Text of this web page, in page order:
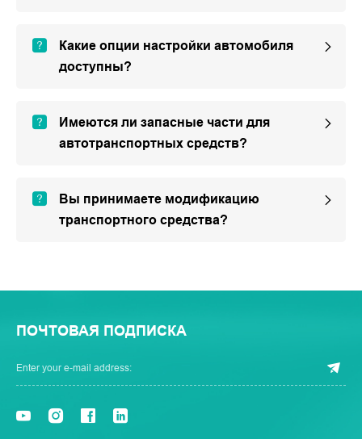
Какие опции настройки автомобиля
доступны?
Имеются ли запасные части для
автотранспортных средств?
Вы принимаете модификацию
транспортного средства?
ПОЧТОВАЯ ПОДПИСКА